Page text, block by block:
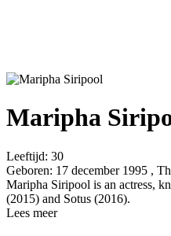
Maripha
Leeftijd: 30
Geboren: 17 december 1995 ,
Maripha Siripool is an actress,
(2015) and Sotus (2016).
Lees meer